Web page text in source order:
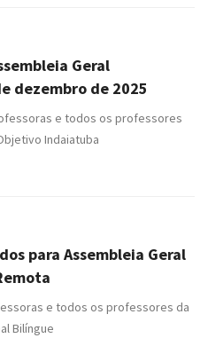
Geral
dezembro de 2025
e todos os professores
Indaiatuba
para Assembleia Geral
e todos os professores da
Bilíngue